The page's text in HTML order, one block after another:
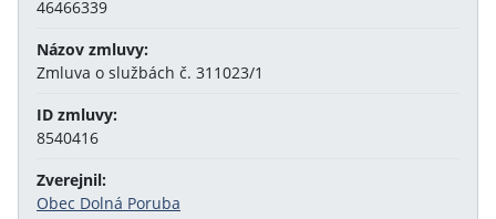
46466339
Názov zmluvy:
Zmluva o službách č. 311023/1
ID zmluvy:
8540416
Zverejnil:
Obec Dolná Poruba